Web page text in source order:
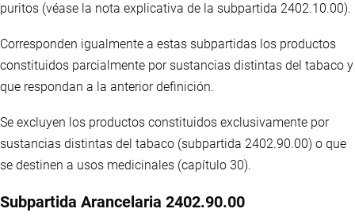
puritos (véase la nota explicativa de la subpartida 2402.10.00).
Corresponden igualmente a estas subpartidas los productos
constituidos parcialmente por sustancias distintas del tabaco y
que respondan a la anterior definición.
Se excluyen los productos constituidos exclusivamente por
sustancias distintas del tabaco (subpartida 2402.90.00) o que
se destinen a usos medicinales (capítulo 30).
Subpartida Arancelaria 2402.90.00